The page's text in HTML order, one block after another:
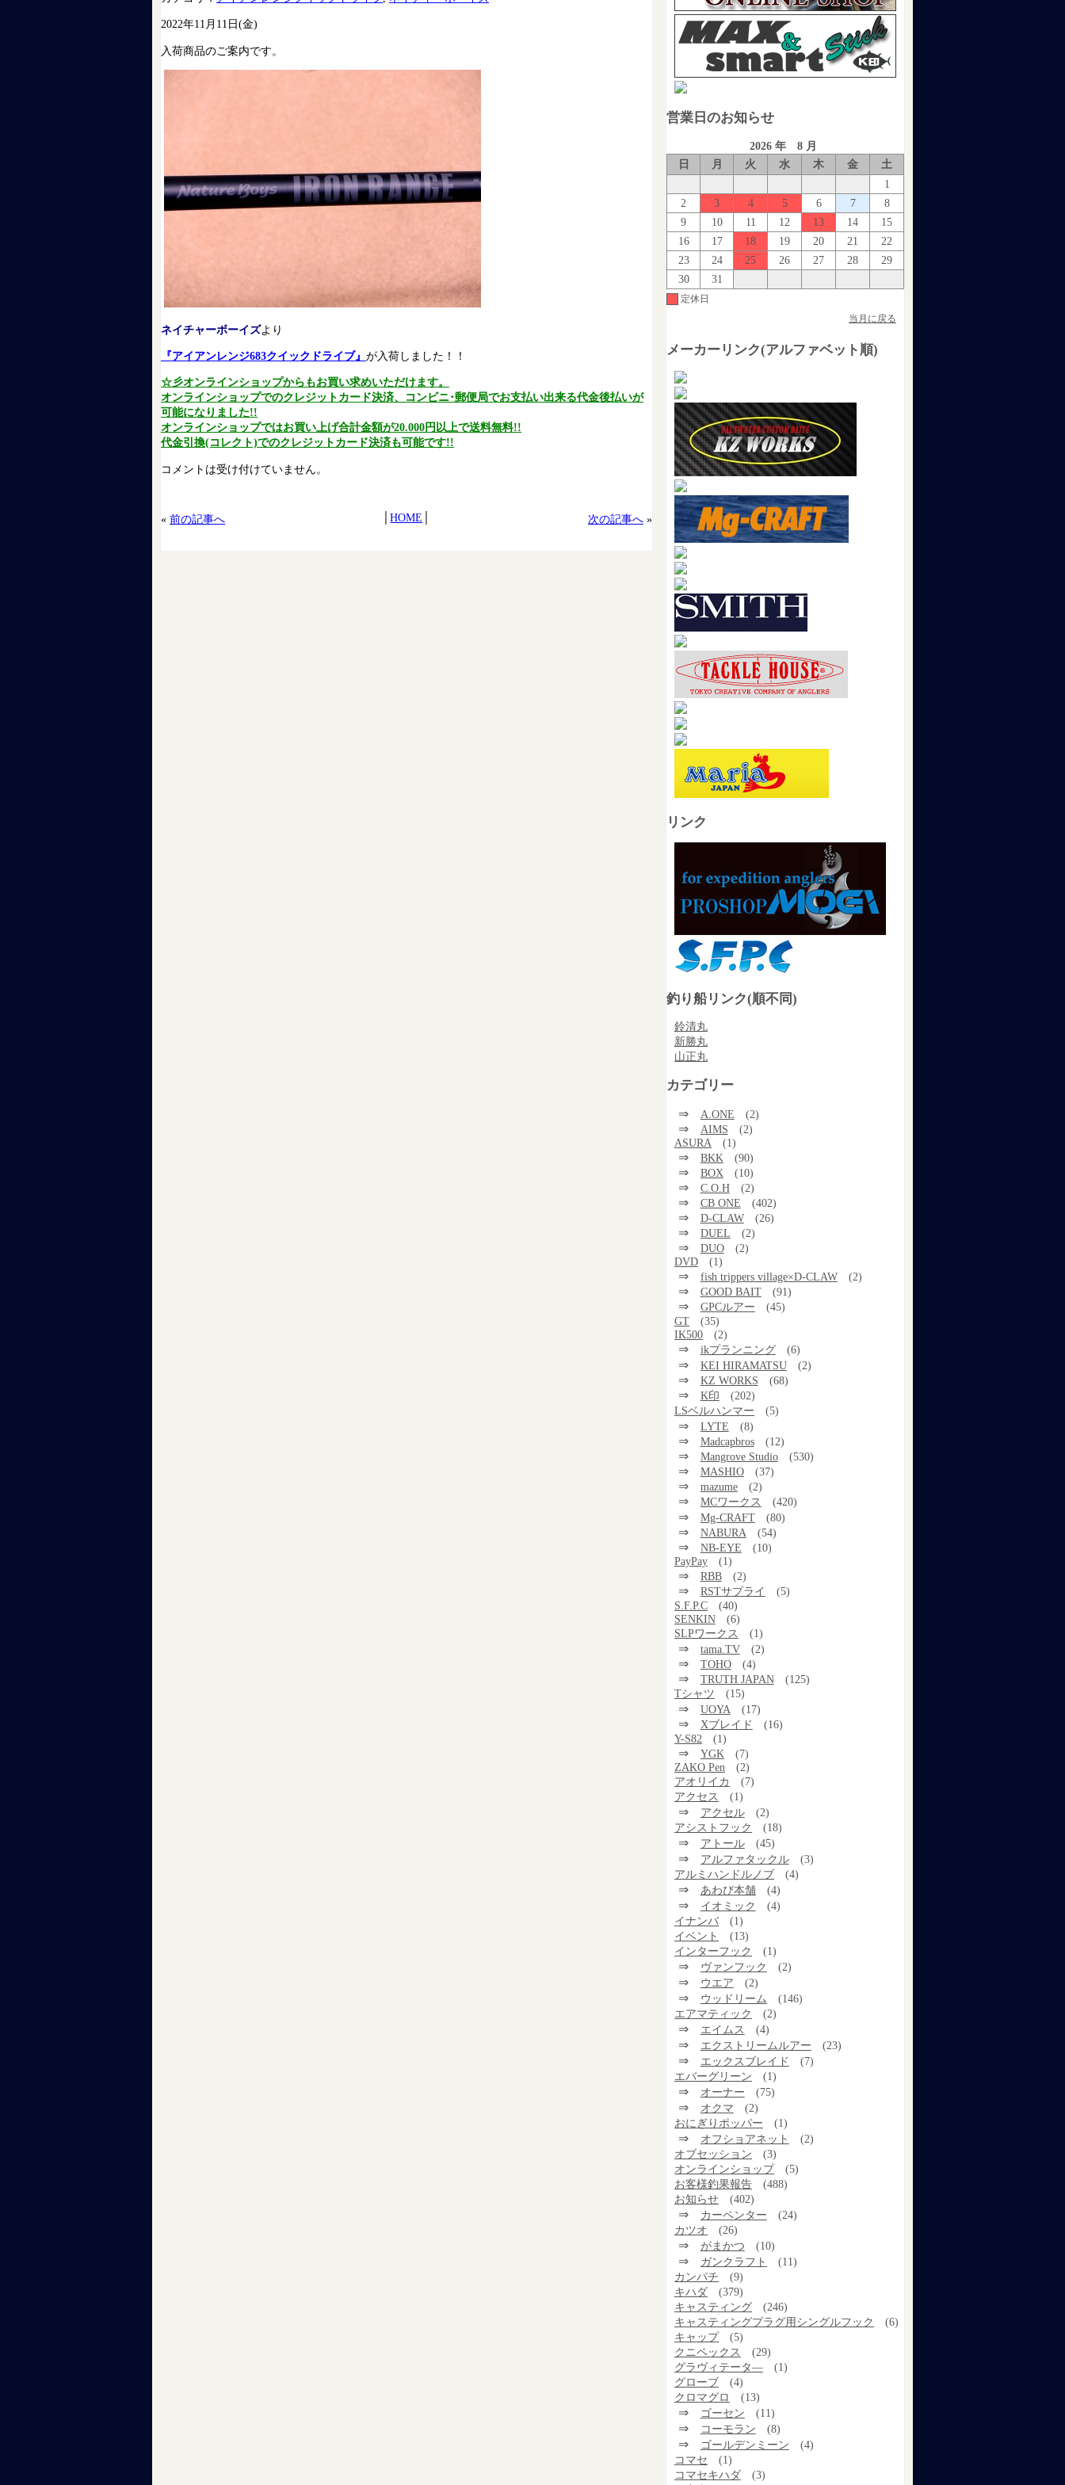
2022年11月11日(金)
入荷商品のご案内です。
ネイチャーボーイズより
『アイアンレンジ683クイックドライブ』 が入荷しました！！
☆彡オンラインショップからもお買い求めいただけます。
オンラインショップでのクレジットカード決済、コンビニ･郵便局でお支払い出来る代金後払いが
可能になりました!!
オンラインショップではお買い上げ合計金額が20.000円以上で送料無料!!
代金引換(コレクト)でのクレジットカード決済も可能です!!
コメントは受け付けていません。
« 前の記事へ │HOME 次の記事へ »
営業日のお知らせ
2026 年 8 月
日
月 火 水 木 金
土
1
2
3 4 5 6 7
8
9
10 11 12 13 14
15
16
17 18 19 20 21
22
23
24 25 26 27 28
29
30
31
定休日
当月に戻る
メーカーリンク(アルファベット順)
リンク
釣り船リンク(順不同)
鈴清丸
新勝丸
山正丸
カテゴリー
⇒ A.ONE (2)
⇒ AIMS
(2)
ASURA
(1)
⇒ BKK (90)
⇒ BOX (10)
⇒ C.O.H (2)
⇒ CB ONE (402)
⇒ D-CLAW (26)
⇒ DUEL (2)
⇒ DUO
(2)
DVD
(1)
⇒ fish trippers village×D-CLAW (2)
⇒ GOOD BAIT (91)
⇒ GPCルアー
(45)
GT
(35)
IK500
(2)
⇒ ikプランニング (6)
⇒ KEI HIRAMATSU (2)
⇒ KZ WORKS (68)
⇒ K印
(202)
LSベルハンマー
(5)
⇒ LYTE (8)
⇒ Madcapbros (12)
⇒ Mangrove Studio (530)
⇒ MASHIO (37)
⇒ mazume (2)
⇒ MCワークス (420)
⇒ Mg-CRAFT (80)
⇒ NABURA (54)
⇒ NB-EYE
(10)
PayPay
(1)
⇒ RBB (2)
⇒ RSTサプライ
(5)
S.F.P.C
(40)
SENKIN
(6)
SLPワークス
(1)
⇒ tama.TV (2)
⇒ TOHO (4)
⇒ TRUTH JAPAN
(125)
Tシャツ
(15)
⇒ UOYA (17)
⇒ Xブレイド
(16)
Y-S82
(1)
⇒ YGK
(7)
ZAKO Pen
(2)
アオリイカ
(7)
アクセス
(1)
⇒ アクセル
(2)
アシストフック
(18)
⇒ アトール (45)
⇒ アルファタックル
(3)
アルミハンドルノブ
(4)
⇒ あわび本舗 (4)
⇒ イオミック
(4)
イナンバ
(1)
イベント
(13)
インターフック
(1)
⇒ ヴァンフック (2)
⇒ ウエア (2)
⇒ ウッドリーム
(146)
エアマティック
(2)
⇒ エイムス (4)
⇒ エクストリームルアー (23)
⇒ エックスブレイド
(7)
エバーグリーン
(1)
⇒ オーナー (75)
⇒ オクマ
(2)
おにぎりポッパー
(1)
⇒ オフショアネット
(2)
オブセッション
(3)
オンラインショップ
(5)
お客様釣果報告
(488)
お知らせ
(402)
⇒ カーペンター
(24)
カツオ
(26)
⇒ がまかつ (10)
⇒ ガンクラフト
(11)
カンパチ
(9)
キハダ
(379)
キャスティング
(246)
キャスティングプラグ用シングルフック
(6)
キャップ
(5)
クニペックス
(29)
グラヴィテータ―
(1)
グローブ
(4)
クロマグロ
(13)
⇒ ゴーセン (11)
⇒ コーモラン (8)
⇒ ゴールデンミーン
(4)
コマセ
(1)
コマセキハダ
(3)